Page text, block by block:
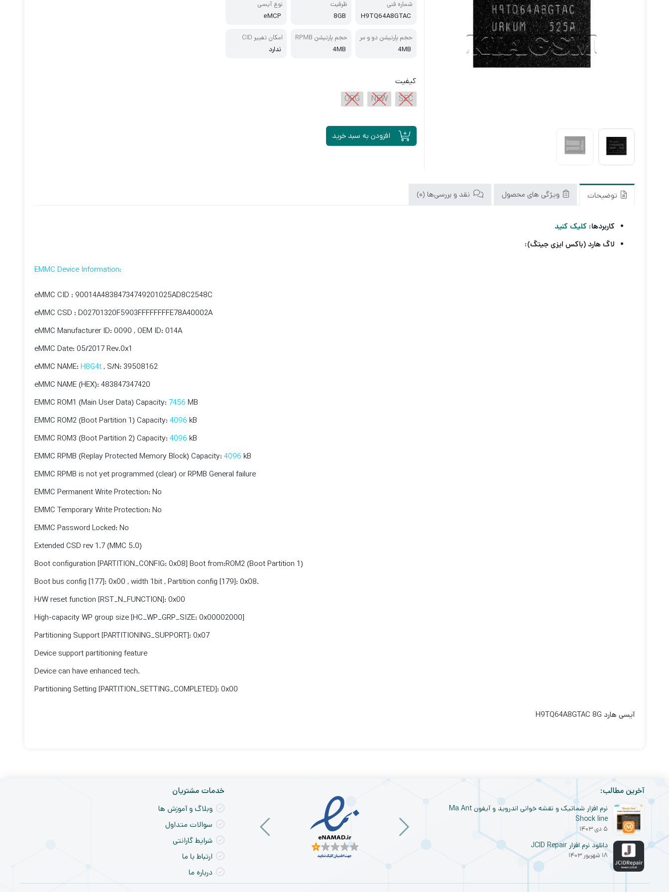
شماره فنی
H9TQ64A8GTAC
ظرفیت
8GB
نوع آیسی
eMCP
حجم پارتیشن دو و س
ه4MB
حجم پارتیشن RPMB
4MB
امکان تغییر CID
ندارد
کیفیت
SEC
NEW
ORG
افزودن به سبد خرید
توضیحات ویژگی های محصول نقد و بررسی‌ها (0)
کاربردها: کلیک کنید
لاگ هارد (باکس ایزی جیتگ):
:EMMC Device Information
eMMC CID : 90014A48384734749201025AD8C2548C
eMMC CSD : D02701320F5903FFFFFFFFE78A40002A
eMMC Manufacturer ID: 0090 , OEM ID: 014A
eMMC Date: 05/2017 Rev.0x1
eMMC NAME: H8G4t, S/N: 39508162
eMMC NAME (HEX): 483847347420
EMMC ROM1 (Main User Data) Capacity: 7456 MB
EMMC ROM2 (Boot Partition 1) Capacity: 4096 kB
EMMC ROM3 (Boot Partition 2) Capacity: 4096 kB
EMMC RPMB (Replay Protected Memory Block) Capacity: 4096 kB
EMMC RPMB is not yet programmed (clear) or RPMB General failure
EMMC Permanent Write Protection: No
EMMC Temporary Write Protection: No
EMMC Password Locked: No
Extended CSD rev 1.7 (MMC 5.0)
Boot configuration [PARTITION_CONFIG: 0x08] Boot from:ROM2 (Boot Partition 1)
Boot bus config [177]: 0x00 , width 1bit , Partition config [179]: 0x08.
H/W reset function [RST_N_FUNCTION]: 0x00
High-capacity WP group size [HC_WP_GRP_SIZE: 0x00002000]
Partitioning Support [PARTITIONING_SUPPORT]: 0x07
Device support partitioning feature
Device can have enhanced tech.
Partitioning Setting [PARTITION_SETTING_COMPLETED]: 0x00
آیسی هارد H9TQ64A8GTAC 8G
آخرین مطالب:
نرم افزار شماتیک و نقشه خوانی اندروید و آیفون Ma Ant
Shock line
۵ دی ۱۴۰۳
دانلود نرم افزار JCID Repair
۱۸ شهریور ۱۴۰۳
خدمات مشتریان
وبلاگ و آموزش ها
سوالات متداول
شرایط گارانتی
ارتباط با ما
درباره ما